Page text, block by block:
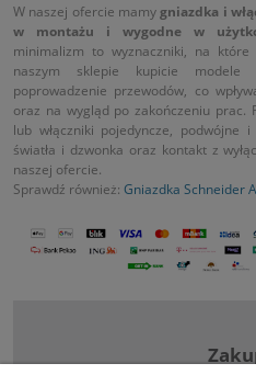
W naszej ofercie mamy gniazdka i
w montażu i wygodne w
minimalizm to wyznaczniki, na
naszym sklepie kupicie
poprowadzenie przewodów, co
oraz na wygląd po zakończeniu prac.
lub włączniki pojedyncze, podwójne
światła i dzwonka oraz kontakt z
naszej ofercie.
Sprawdź również: Gniazdka Schneider